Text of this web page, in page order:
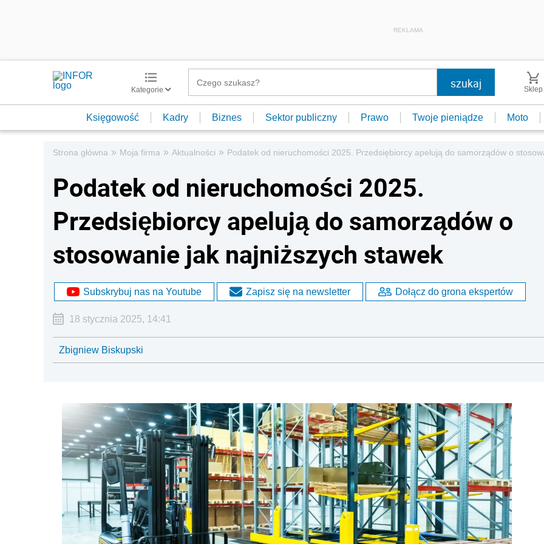
REKLAMA
Kategorie Sklep
Księgowość Kadry Biznes Sektor publiczny Prawo Twoje pieniądze Moto
Strona główna » Moja firma » Aktualności » Podatek od nieruchomości 2025. Przedsiębiorcy apelują do samorządów o
Podatek od nieruchomości 2025.
Przedsiębiorcy apelują do samorządów o
stosowanie jak najniższych stawek
Subskrybuj nas na Youtube Zapisz się na newsletter Dołącz do grona ekspertów
18 stycznia 2025, 14:41
Zbigniew Biskupski